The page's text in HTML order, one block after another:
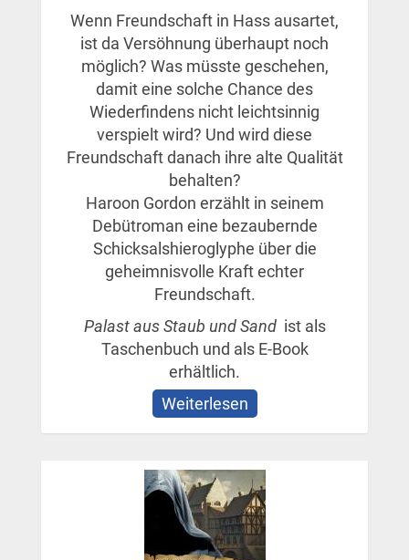
Wenn Freundschaft in Hass ausartet,
ist da Versöhnung überhaupt noch
möglich? Was müsste geschehen,
damit eine solche Chance des
Wiederfindens nicht leichtsinnig
verspielt wird? Und wird diese
Freundschaft danach ihre alte Qualität
behalten?
Haroon Gordon erzählt in seinem
Debütroman eine bezaubernde
Schicksalshieroglyphe über die
geheimnisvolle Kraft echter
Freundschaft.
Palast aus Staub und Sand ist als
Taschenbuch und als E-Book
erhältlich.
Weiterlesen
Staub
und
Sand